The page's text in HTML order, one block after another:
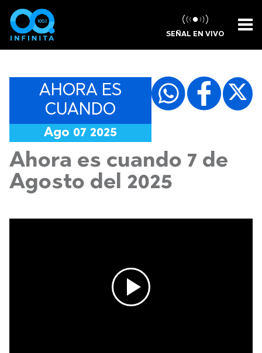
SEÑAL EN VIVO
AHORA ES
CUANDO
Ago 07 2025
Ahora es cuando 7 de
Agosto del 2025